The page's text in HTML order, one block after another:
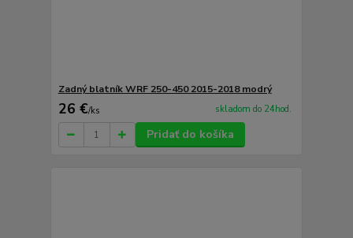
Zadný blatník WRF 250-450 2015-2018 modrý
26 €/ks skladom do 24hod.
Pridať do košíka